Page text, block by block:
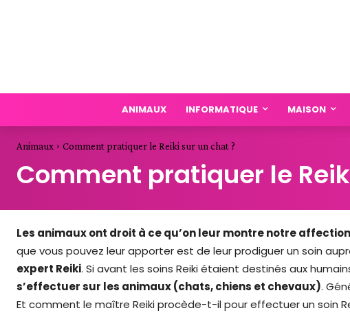
ANIMAUX INFORMATIQUE MAISON
Animaux Comment pratiquer le Reiki sur un chat ?
Comment pratiquer le
Les animaux ont droit à ce qu’on leur montre notre
que vous pouvez leur apporter est de leur prodiguer un soin
expert Reiki. Si avant les soins Reiki étaient destinés aux
s’effectuer sur les animaux (chats, chiens et chevaux).
Et comment le maître Reiki procède-t-il pour effectuer un soin